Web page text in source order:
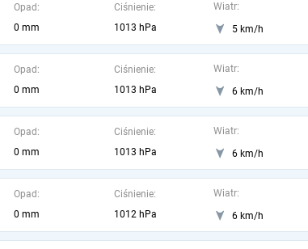
Opad:
0 mm
Ciśnienie:
1013 hPa
Wiatr:
5 km/h
Opad:
0 mm
Ciśnienie:
1013 hPa
Wiatr:
6 km/h
Opad:
0 mm
Ciśnienie:
1013 hPa
Wiatr:
6 km/h
Opad:
0 mm
Ciśnienie:
1012 hPa
Wiatr:
6 km/h